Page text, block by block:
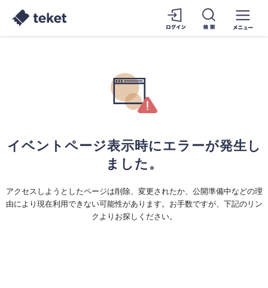
イベントページ表示時にエラーが発生し
ました。
アクセスしようとしたページは削除、変更されたか、公開準備中などの理
由により現在利用できない可能性があります。お手数ですが、下記のリン
クよりお探しください。